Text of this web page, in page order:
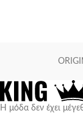
Η μόδα δεν έχει